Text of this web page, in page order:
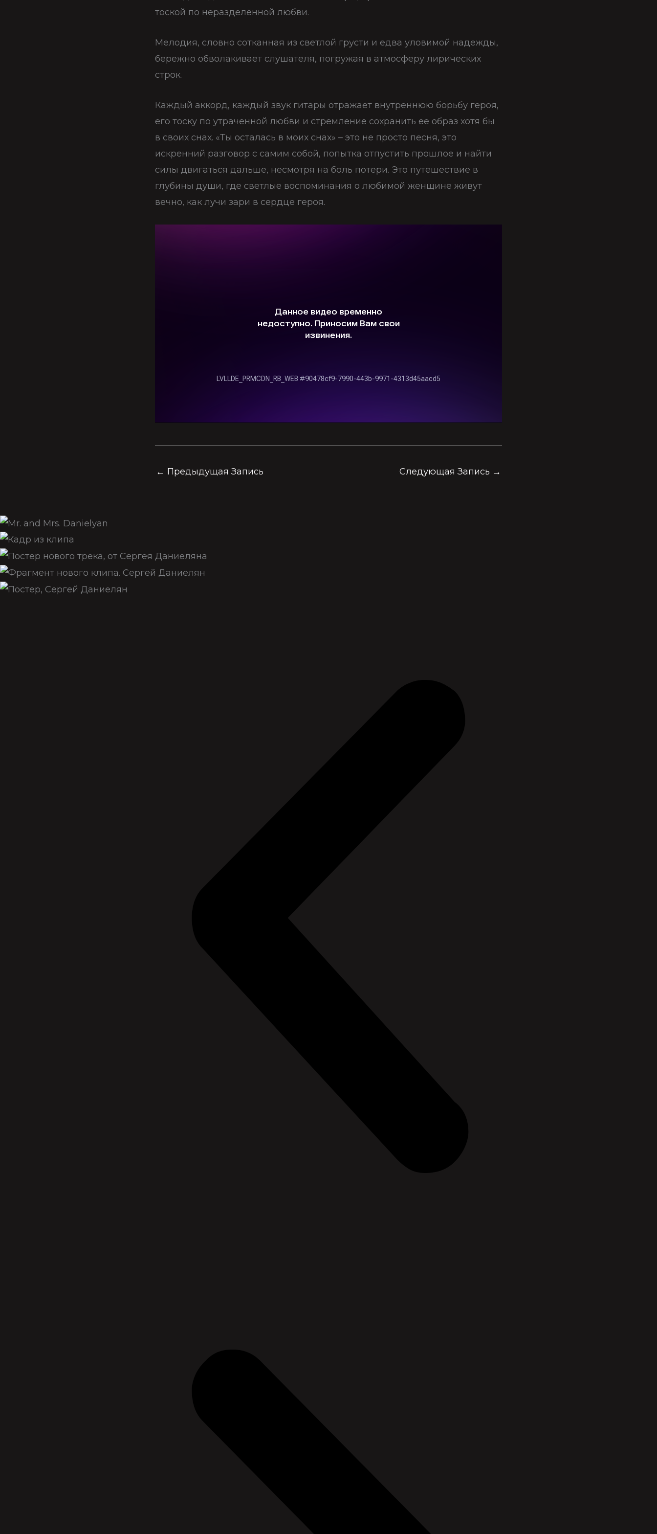
тоской по неразделённой любви.
Мелодия, словно сотканная из светлой грусти и едва уловимой надежды,
бережно обволакивает слушателя, погружая в атмосферу лирических
строк.
Каждый аккорд, каждый звук гитары отражает внутреннюю борьбу героя,
его тоску по утраченной любви и стремление сохранить ее образ хотя бы
в своих снах. «Ты осталась в моих снах» – это не просто песня, это
искренний разговор с самим собой, попытка отпустить прошлое и найти
силы двигаться дальше, несмотря на боль потери. Это путешествие в
глубины души, где светлые воспоминания о любимой женщине живут
вечно, как лучи зари в сердце героя.
← Предыдущая Запись Следующая Запись →